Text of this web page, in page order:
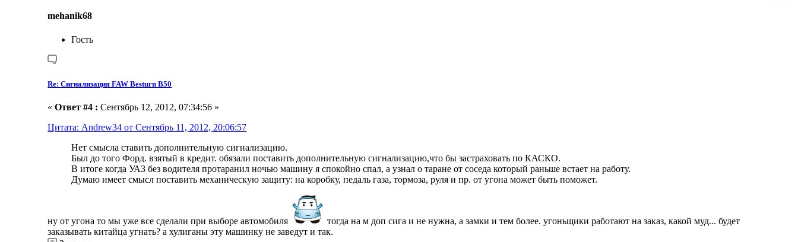
mehanik68
Гость
Re: Сигнализация FAW Besturn B50
«Ответ #4 : Сентябрь 12, 2012, 07:34:56 »
Цитата: Andrew34 от Сентябрь 11, 2012, 20:06:57
Нет смысла ставить дополнительную сигнализацию.
Был до того Форд. взятый в кредит. обязали поставить дополнительную сигнализацию,что бы застраховать по КАСКО.
В итоге когда УАЗ без водителя протаранил ночью машину я спокойно спал, а узнал о таране от соседа который раньше встает на работу.
Думаю имеет смысл поставить механическую защиту: на коробку, педаль газа, тормоза, руля и пр. от угона может быть поможет.
ну от угона то мы уже все сделали при выборе автомобиля
тогда на м доп сига и не нужна, а замки и тем более. угоньщики работают на заказ, какой муд... будет
заказывать китайца угнать? а хулиганы эту машинку не заведут и так.